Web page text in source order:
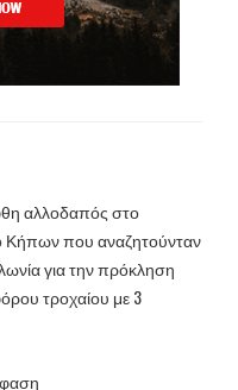
αλλοδαπός στο
Κήπων που αναζητούνταν
για την πρόκληση
τροχαίου με 3